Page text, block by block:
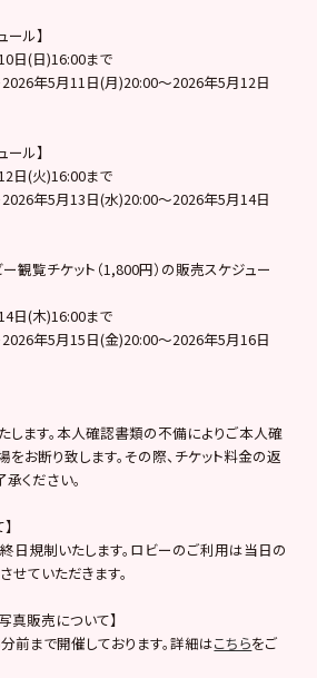
ル】
日(日)16:00まで
年5月11日(月)20:00～2026年5月12日
ル】
日(火)16:00まで
年5月13日(水)20:00～2026年5月14日
観覧チケット（1,800円）の販売スケジュー
日(木)16:00まで
年5月15日(金)20:00～2026年5月16日
します。本人確認書類の不備によりご本人確
お断り致します。その際、チケット料金の返
ください。
日規制いたします。ロビーのご利用は当日の
ていただきます。
真販売について】
前まで開催しております。詳細はこちらをご